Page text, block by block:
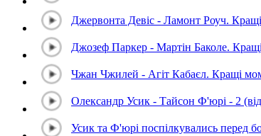
Джервонта Девіс - Ламонт Роуч.
Джозеф Паркер - Мартін Баколе.
Чжан Чжилей - Агіт Кабаєл. Кращі
Олександр Усик - Тайсон Ф'юрі - 2
Усик та Ф'юрі поспілкувались перед